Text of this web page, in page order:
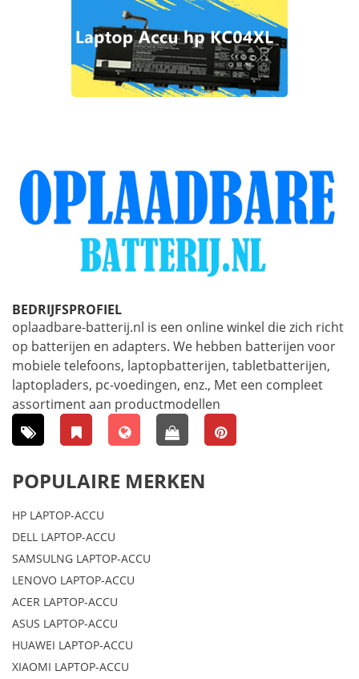
BEDRIJFSPROFIEL
oplaadbare-batterij.nl is een online winkel die zich richt
op batterijen en adapters. We hebben batterijen voor
mobiele telefoons, laptopbatterijen, tabletbatterijen,
laptopladers, pc-voedingen, enz., Met een compleet
assortiment aan productmodellen
POPULAIRE MERKEN
HP LAPTOP-ACCU
DELL LAPTOP-ACCU
SAMSULNG LAPTOP-ACCU
LENOVO LAPTOP-ACCU
ACER LAPTOP-ACCU
ASUS LAPTOP-ACCU
HUAWEI LAPTOP-ACCU
XIAOMI LAPTOP-ACCU